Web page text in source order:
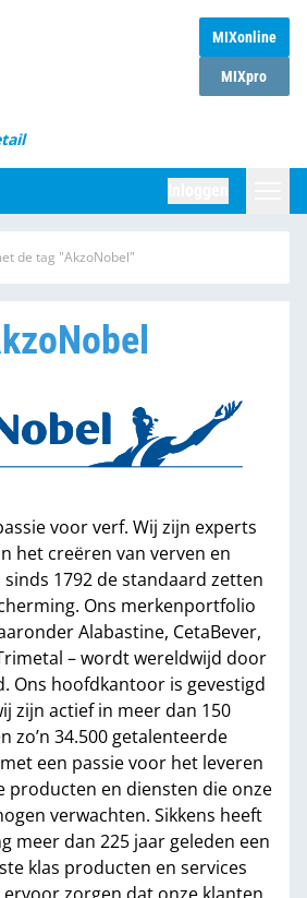
MIXonline
MIXpro
de tag "AkzoNobel"
voor verf. Wij zijn experts
het creëren van verven en
1792 de standaard zetten
Ons merkenportfolio
Alabastine, CetaBever,
– wordt wereldwijd door
Ons hoofdkantoor is gevestigd
zijn actief in meer dan 150
zo’n 34.500 getalenteerde
een passie voor het leveren
producten en diensten die onze
verwachten. Sikkens heeft
meer dan 225 jaar geleden een
klas producten en services